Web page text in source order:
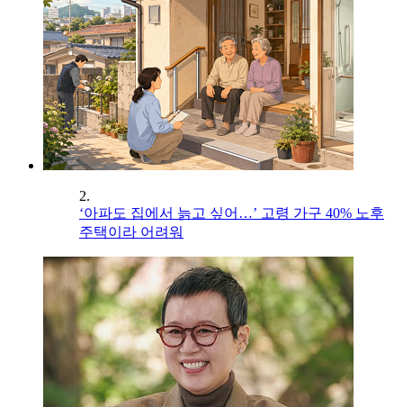
2.
‘아파도 집에서 늙고 싶어…’ 고령 가구 40% 노후
주택이라 어려워